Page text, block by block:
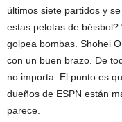
últimos siete partidos y
estas pelotas de
golpea bombas. Shohei
con un buen brazo. De
no importa. El punto es
dueños de ESPN están
parece.